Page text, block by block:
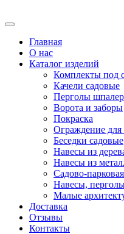
Главная
О нас
Каталог изделий
Комплекты под
Качели садовые
Перголы
Ворота и заборы
Покраска
Ограждение для
Беседки садовые
Навесы из
Навесы из
Садово-
Навесы,
Малые
Доставка
Отзывы
Контакты